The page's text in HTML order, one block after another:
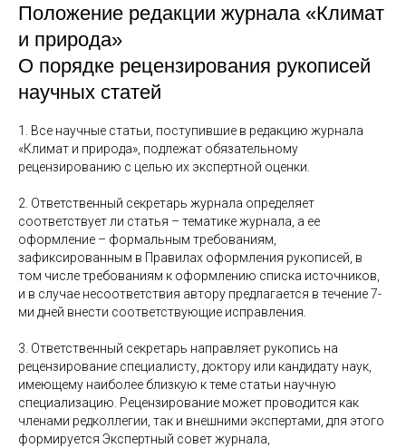
Положение редакции журнала «Климат
и природа»
О порядке рецензирования рукописей
научных статей
1. Все научные статьи, поступившие в редакцию журнала
«Климат и природа», подлежат обязательному
рецензированию с целью их экспертной оценки.
2. Ответственный секретарь журнала определяет
соответствует ли статья – тематике журнала, а ее
оформление – формальным требованиям,
зафиксированным в Правилах оформления рукописей, в
том числе требованиям к оформлению списка источников,
и в случае несоответствия автору предлагается в течение 7-
ми дней внести соответствующие исправления.
3. Ответственный секретарь направляет рукопись на
рецензирование специалисту, доктору или кандидату наук,
имеющему наиболее близкую к теме статьи научную
специализацию. Рецензирование может проводится как
членами редколлегии, так и внешними экспертами, для этого
формируется Экспертный совет журнала,